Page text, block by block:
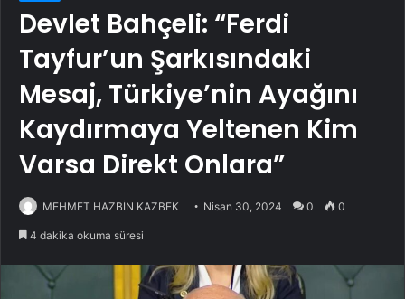
Devlet Bahçeli: “Ferdi
Tayfur’un Şarkısındaki
Mesaj, Türkiye’nin Ayağını
Kaydırmaya Yeltenen Kim
Varsa Direkt Onlara”
MEHMET HAZBİN KAZBEK Nisan 30, 2024 0 0
4 dakika okuma süresi